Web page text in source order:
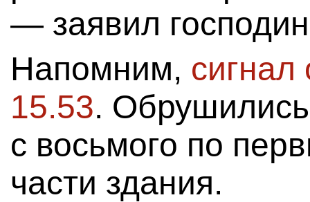
— заявил
Напомним,
15.53.
с восьмого по
части здания.